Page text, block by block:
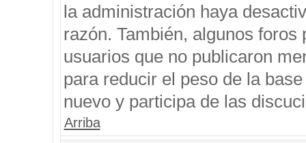
la administración haya
razón. También, algunos
usuarios que no publicaron
para reducir el peso de la
nuevo y participa de las
Arriba